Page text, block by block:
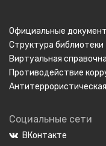
Официальные
Структура библиотеки
Виртуальная
Противодействие
Социальные сети
ВКонтакте